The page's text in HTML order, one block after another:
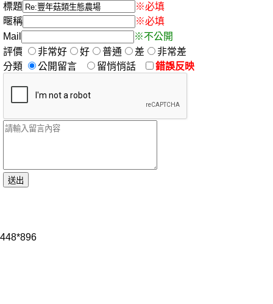
標題
※必填
暱稱
※必填
Mail
※不公開
評價
非常好 好 普通 差
非常差
分類
公開留言 留悄悄話 錯誤反映
448*896